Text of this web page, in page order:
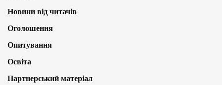
Новини від читачів
Оголошення
Опитування
Освіта
Партнерський матеріал